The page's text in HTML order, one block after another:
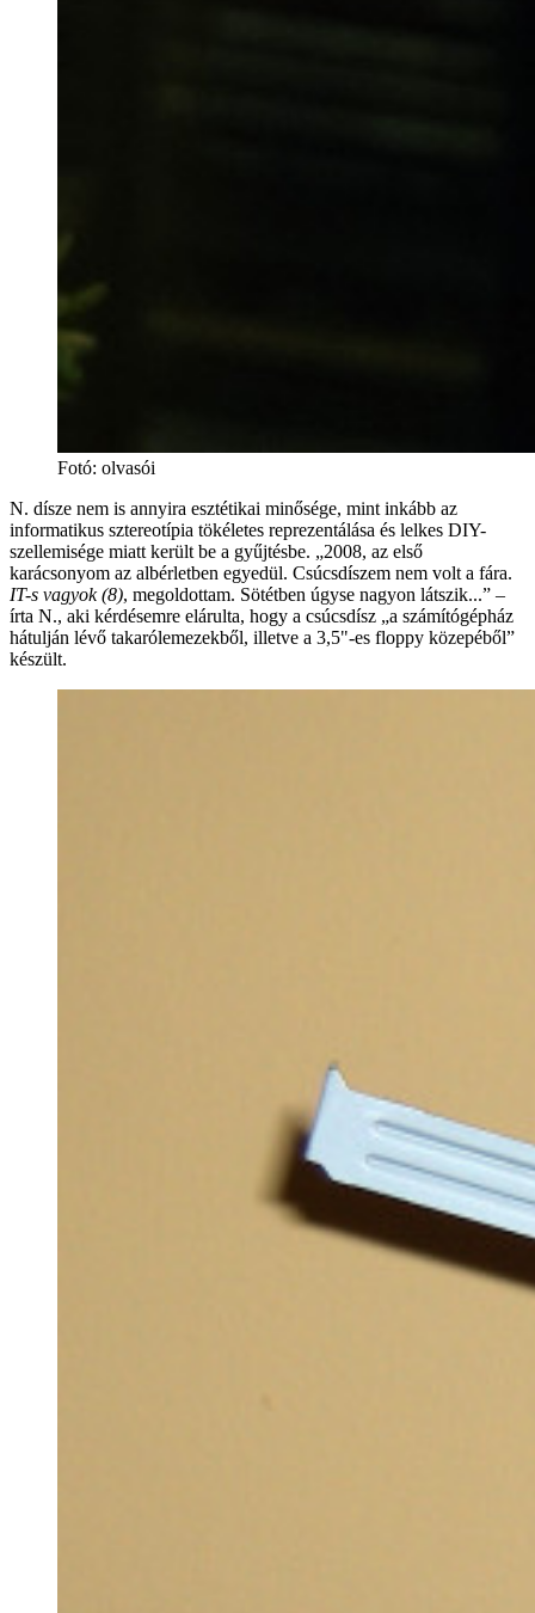
Fotó: olvasói
N. dísze nem is annyira esztétikai minősége, mint inkább az
informatikus sztereotípia tökéletes reprezentálása és lelkes DIY-
szellemisége miatt került be a gyűjtésbe. „2008, az első
karácsonyom az albérletben egyedül. Csúcsdíszem nem volt a fára.
IT-s vagyok (8), megoldottam. Sötétben úgyse nagyon látszik...” –
írta N., aki kérdésemre elárulta, hogy a csúcsdísz „a számítógépház
hátulján lévő takarólemezekből, illetve a 3,5"-es floppy közepéből”
készült.